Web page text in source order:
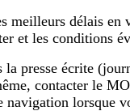
meilleurs délais
et les conditions
presse écrite
contacter le
lorsque